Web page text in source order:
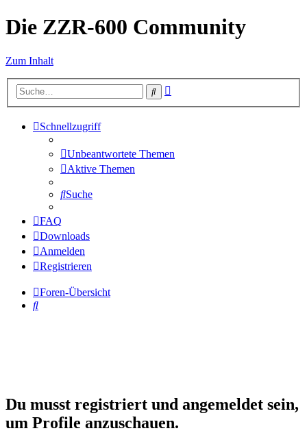
Die ZZR-600 Community
Zum Inhalt
Suche
Schnellzugriff
Unbeantwortete Themen
Aktive Themen
Suche
FAQ
Downloads
Anmelden
Registrieren
Foren-Übersicht
Suche
Du musst registriert und angemeldet sein,
um Profile anzuschauen.